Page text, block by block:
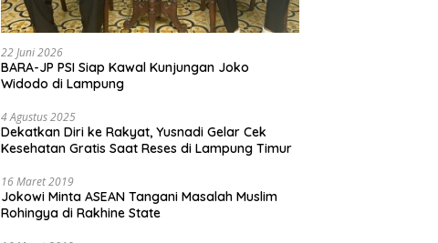
22 Juni 2026
BARA-JP PSI Siap Kawal Kunjungan Joko
Widodo di Lampung
4 Agustus 2025
Dekatkan Diri ke Rakyat, Yusnadi Gelar Cek
Kesehatan Gratis Saat Reses di Lampung Timur
16 Maret 2019
Jokowi Minta ASEAN Tangani Masalah Muslim
Rohingya di Rakhine State